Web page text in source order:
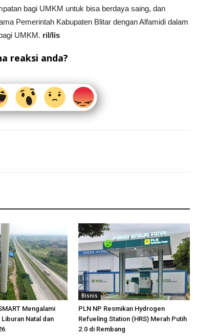
bagi UMKM untuk bisa berdaya saing, dan
Pemerintah Kabupaten Blitar dengan Alfamidi dalam
UMKM. ril/lis
reaksi anda?
Mengalami
Liburan Natal dan
Bisnis
PLN NP Resmikan Hydrogen
Refueling Station (HRS) Merah Putih
2.0 di Rembang